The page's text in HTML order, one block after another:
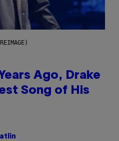
Ago, Drake
Song of His